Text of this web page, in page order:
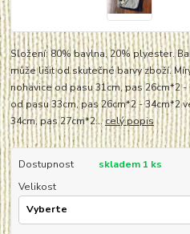
Složení: 80% bavlna, 20% plyester.
může lišit od skutečné barvy zboží.
nohavice od pasu 31cm, pas 26cm*2
od pasu 33cm, pas 26cm*2 - 34cm*2
34cm, pas 27cm*2...celý popis
Dostupnost
skladem 1 ks
Velikost